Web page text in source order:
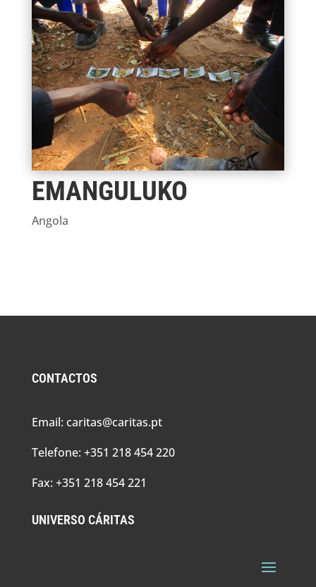
EMANGULUKO
Angola
CONTACTOS
Email: caritas@caritas.pt
Telefone: +351 218 454 220
Fax: +351 218 454 221
UNIVERSO CÁRITAS